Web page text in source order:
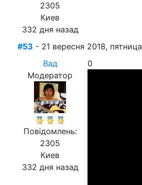
2305
Киев
332 дня назад
#53 - 21 вересня 2018, пятница
Вад
Модератор
Повідомлень:
2305
Киев
332 дня назад
0